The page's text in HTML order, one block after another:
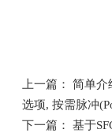
上一篇： 简单介
选项, 按需脉冲
下一篇： 基于